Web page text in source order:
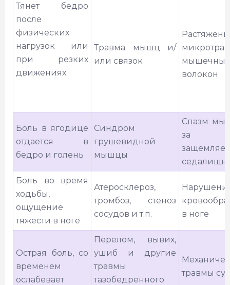
Тянет бедро
после
физических
нагрузок или
при резких
движениях
Травма мышц и/
или связок
мышечных
волокон
Боль в ягодице
отдается в
бедро и голень
Синдром
грушевидной
мышцы
Спазм
за
Боль во время
ходьбы,
ощущение
тяжести в ноге
Атеросклероз,
тромбоз, стеноз
сосудов и т.п.
в ноге
Острая боль, со
временем
ослабевает
Перелом, вывих,
ушиб и другие
травмы
тазобедренного
травмы